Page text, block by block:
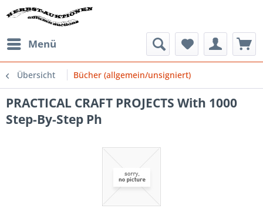
Menü
Übersicht Bücher (allgemein/unsigniert)
PRACTICAL CRAFT PROJECTS With 1000
Step-By-Step Ph